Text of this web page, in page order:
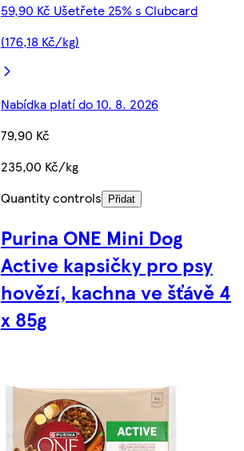
59,90 Kč Ušetřete 25% s Clubcard
(176,18 Kč/kg)
Nabídka platí do 10. 8. 2026
79,90 Kč
235,00 Kč/kg
Quantity controls
Přidat
Purina ONE Mini Dog
Active kapsičky pro psy
hovězí, kachna ve šťávě 4
x 85g